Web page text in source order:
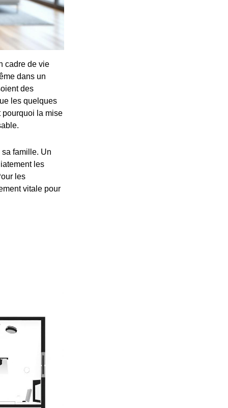
cadre de vie
dans un
des
les quelques
pourquoi la mise
famille. Un
les
les
vitale pour